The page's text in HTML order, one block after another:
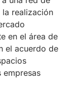
realización
en el área de
el acuerdo de
empresas